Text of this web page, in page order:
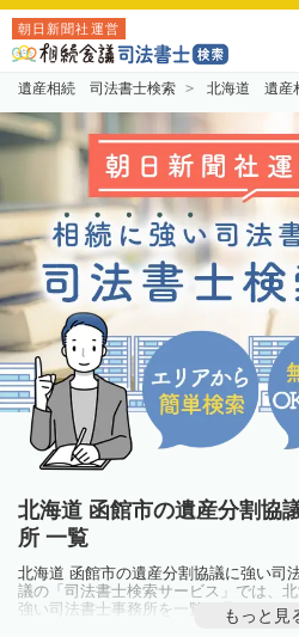
朝日新聞社運営
遺産相続 司法書士検索 北海道 遺産
北海道 函館市の遺産分割協
所 一覧
北海道 函館市の遺産分割協議に強い司
議の「司法書士検索サービス」では、
強い司法書士事務所を一覧で見ること
悩みを抱えている方は一度近隣の司法
もっと見